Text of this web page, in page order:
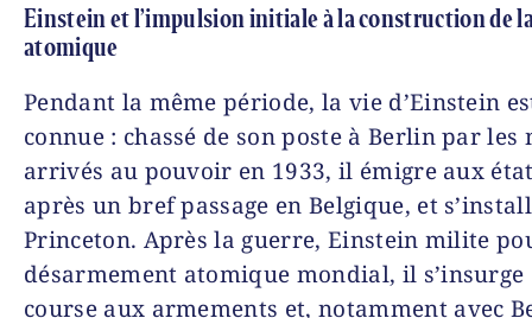
Einstein et l’impulsion initiale à la construction de
atomique
Pendant la même période, la vie d’Einstein
connue : chassé de son poste à Berlin par les
arrivés au pouvoir en 1933, il émigre aux
après un bref passage en Belgique, et
Princeton. Après la guerre, Einstein milite
désarmement atomique mondial, il
course aux armements et, notamment avec